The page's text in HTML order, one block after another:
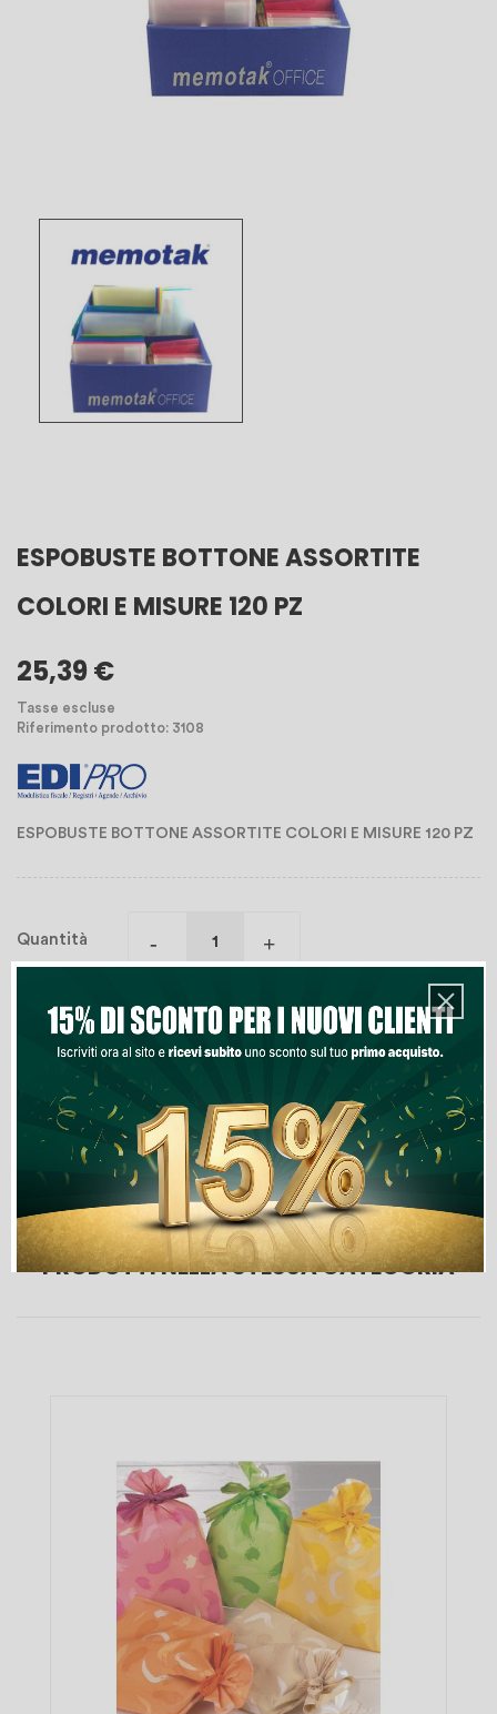
ESPOBUSTE BOTTONE ASSORTITE
COLORI E MISURE 120 PZ
25,39 €
Tasse escluse
Riferimento prodotto: 3108
ESPOBUSTE BOTTONE ASSORTITE COLORI E MISURE 120 PZ
Quantità
Aggiungi Al Carrello
Lista Dei Desideri
PRODOTTI NELLA STESSA CATEGORIA